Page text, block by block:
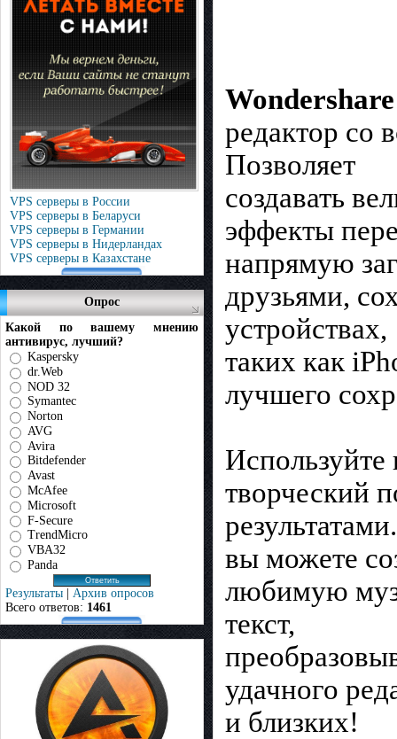
VPS серверы в России
VPS серверы в Беларуси
VPS серверы в Германии
VPS серверы в Нидерландах
VPS серверы в Казахстане
Опрос
Какой по вашему мнению
антивирус, лучший?
Kaspersky
dr.Web
NOD 32
Symantec
Norton
AVG
Avira
Bitdefender
Avast
McAfee
Microsoft
F-Secure
TrendMicro
VBA32
Panda
Результаты | Архив опросов
Всего ответов: 1461
редактор со
Позволяет
создавать
эффекты
напрямую
друзьями,
устройствах,
таких как
лучшего
Используйте
творческий
вы можете
любимую
текст,
удачного
и близких!